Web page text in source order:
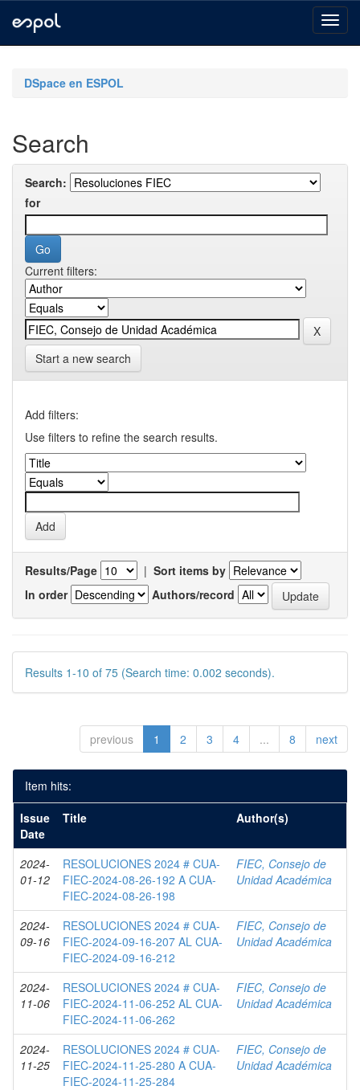
navigationDSpace en ESPOL
Search
Search:
for
Current filters:
Start a new search
Add filters:
Use filters to refine the search results.
Results/Page | Sort items by
In order
Authors/record
Results 1-10 of 75 (Search time: 0.002 seconds).
previous 1 2 3 4 ... 8 next
Item hits:
Issue
Date
Title Author(s)
2024-
01-12
RESOLUCIONES 2024 # CUA-
FIEC-2024-08-26-192 A CUA-
FIEC-2024-08-26-198
FIEC, Consejo de
Unidad Académica
2024-
09-16
RESOLUCIONES 2024 # CUA-
FIEC-2024-09-16-207 AL CUA-
FIEC-2024-09-16-212
FIEC, Consejo de
Unidad Académica
2024-
11-06
RESOLUCIONES 2024 # CUA-
FIEC-2024-11-06-252 AL CUA-
FIEC-2024-11-06-262
FIEC, Consejo de
Unidad Académica
2024-
11-25
RESOLUCIONES 2024 # CUA-
FIEC-2024-11-25-280 A CUA-
FIEC-2024-11-25-284
FIEC, Consejo de
Unidad Académica